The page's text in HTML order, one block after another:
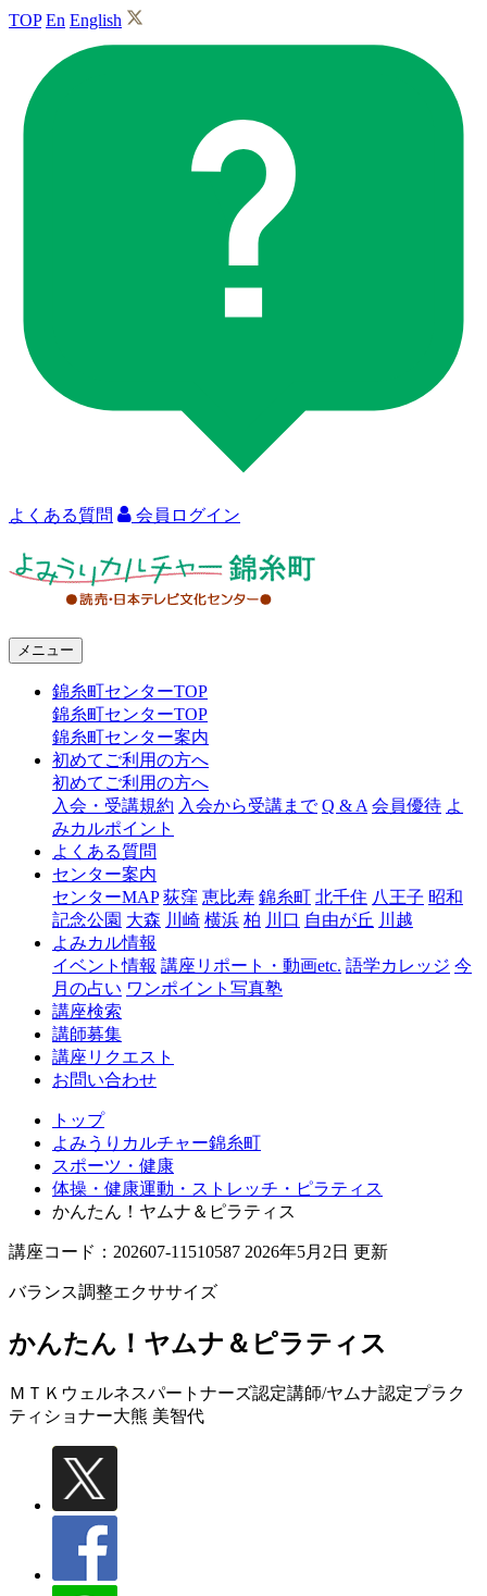
TOP En English
よくある質問 会員ログイン
ャ
糸
メニュー
錦糸町センターTOP
錦糸町センターTOP
錦糸町センター案内
初めてご利用の方へ
初めてご利用の方へ
入会・受講規約 入会から受講まで Q & A 会員優待 よ
みカルポイント
よくある質問
センター案内
センターMAP 荻窪 恵比寿 錦糸町 北千住 八王子 昭和
記念公園 大森 川崎 横浜 柏 川口 自由が丘 川越
よみカル情報
イベント情報 講座リポート・動画etc. 語学カレッジ 今
月の占い ワンポイント写真塾
講座検索
講師募集
講座リクエスト
お問い合わせ
トップ
よみうりカルチャー錦糸町
スポーツ・健康
体操・健康運動・ストレッチ・ピラティス
かんたん！ヤムナ＆ピラティス
講座コード：202607-11510587 2026年5月2日 更新
バランス調整エクササイズ
かんたん！ヤムナ＆ピラティス
ＭＴＫウェルネスパートナーズ認定講師/ヤムナ認定プラク
ティショナー大熊 美智代